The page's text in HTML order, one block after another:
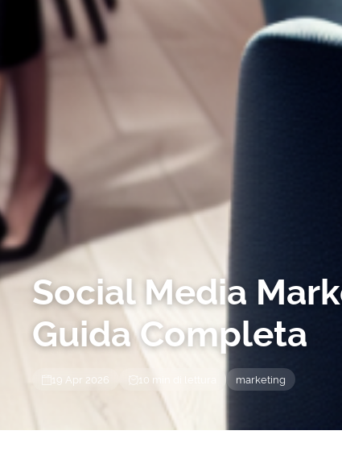
Social Media
Guida Completa
19 Apr 2026 10 min di lettura marketing